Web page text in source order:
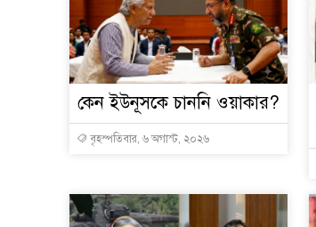
কেন ইউনূসকে চাননি ওয়াকার?
বৃহস্পতিবার, ৬ অগাস্ট, ২০২৬